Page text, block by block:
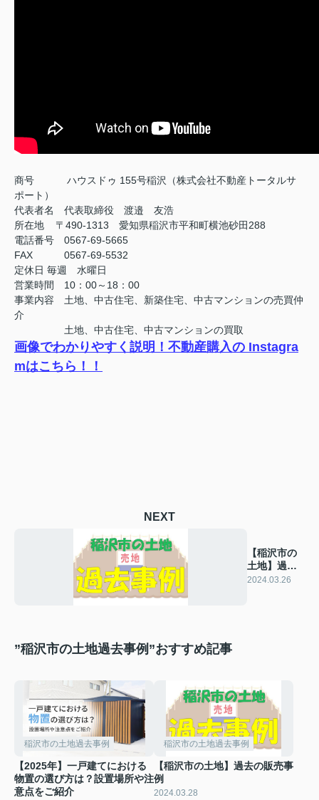
商号
ハウスドゥ 155号稲沢（株式会社不動産トータルサ
ポート）
代表者名 代表取締役 渡邉 友浩
所在地 〒490-1313 愛知県稲沢市平和町横池砂田288
電話番号 0567-69-5665
FAX
0567-69-5532
定休日 毎週 水曜日
営業時間 10：00～18：00
事業内容 土地、中古住宅、新築住宅、中古マンションの売買仲
介
土地、中古住宅、中古マンションの買取
画像でわかりやすく説明！不動産購入の Instagra
mはこちら！！
NEXT
【稲沢市の
土地】過去
の販売事例
2024.03.26
”稲沢市の土地過去事例”おすすめ記事
稲沢市の土地過去事例
【2025年】一戸建てにおける
物置の選び方は？設置場所や注
意点をご紹介
稲沢市の土地過去事例
【稲沢市の土地】過去の販売事
例
2024.03.28